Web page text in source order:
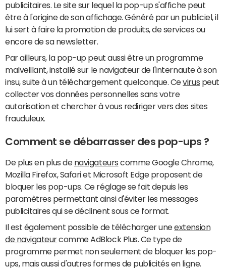
publicitaires. Le site sur lequel la pop-up s'affiche peut
être à l'origine de son affichage. Généré par un publiciel, il
lui sert à faire la promotion de produits, de services ou
encore de sa newsletter.
Par ailleurs, la pop-up peut aussi être un programme
malveillant, installé sur le navigateur de l'internaute à son
insu, suite à un téléchargement quelconque. Cevirus peut
collecter vos données personnelles sans votre
autorisation et chercher à vous rediriger vers des sites
frauduleux.
Comment se débarrasser des pop-ups ?
De plus en plus de navigateurs comme Google Chrome,
Mozilla Firefox, Safari et Microsoft Edge proposent de
bloquer les pop-ups. Ce réglage se fait depuis les
paramètres permettant ainsi d'éviter les messages
publicitaires qui se déclinent sous ce format.
Il est également possible de télécharger uneextension
de navigateurcomme AdBlock Plus. Ce type de
programme permet non seulement de bloquer les pop-
ups, mais aussi d'autres formes de publicités en ligne.